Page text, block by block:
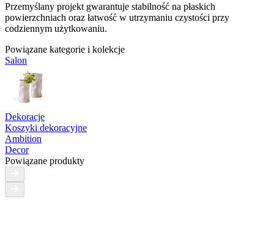
Przemyślany projekt gwarantuje stabilność na płaskich
powierzchniach oraz łatwość w utrzymaniu czystości przy
codziennym użytkowaniu.
Powiązane kategorie i kolekcje
Salon
Dekoracje
Koszyki dekoracyjne
Ambition
Decor
Powiązane produkty